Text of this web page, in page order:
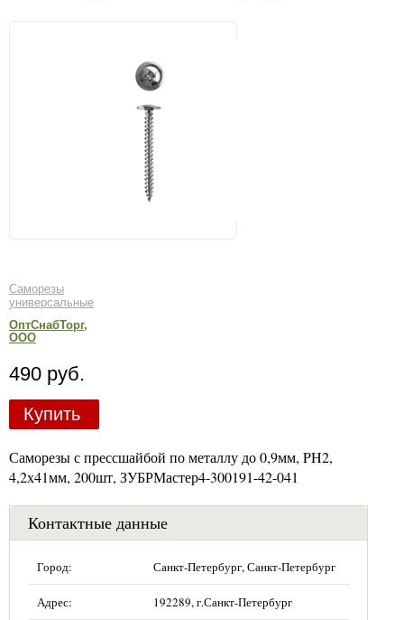
Саморезы
универсальные
ОптСнабТорг,
ООО
490 руб.
Купить
Саморезы с прессшайбой по металлу до 0,9мм, PH2,
4,2х41мм, 200шт, ЗУБРМастер4-300191-42-041
Контактные данные
Город: Санкт-Петербург, Санкт-Петербург
Адрес: 192289, г.Санкт-Петербург